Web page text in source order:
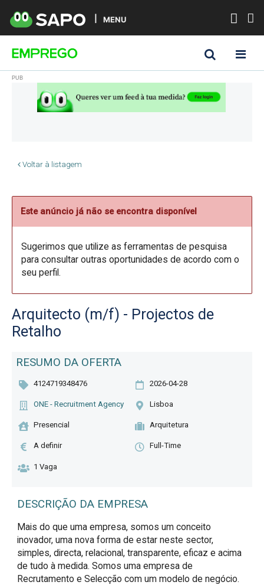
MENU
Voltar à listagem
Este anúncio já não se encontra disponível
Sugerimos que utilize as ferramentas de pesquisa
para consultar outras oportunidades de acordo com o
seu perfil.
Arquitecto (m/f) - Projectos de
Retalho
RESUMO DA OFERTA
4124719348476 2026-04-28
ONE - Recruitment Agency Lisboa
Presencial Arquitetura
A definir Full-Time
1 Vaga
DESCRIÇÃO DA EMPRESA
Mais do que uma empresa, somos um conceito
inovador, uma nova forma de estar neste sector,
simples, directa, relacional, transparente, eficaz e acima
de tudo à medida. Somos uma empresa de
Recrutamento e Selecção com um modelo de negócio.